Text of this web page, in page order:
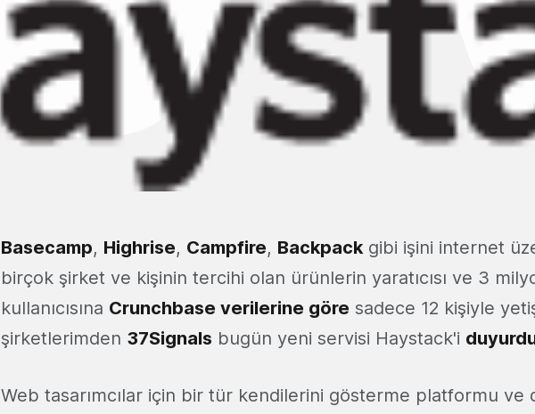
Basecamp, Highrise, Campfire, Backpackgibi işini internet
birçok şirket ve kişinin tercihi olan ürünlerin yaratıcısı ve 3
kullanıcısına Crunchbase verilerine göre sadece 12 kişiyle
şirketlerimden 37Signals bugün yeni servisi Haystack'i
Web tasarımcılar için bir tür kendilerini gösterme platformu ve